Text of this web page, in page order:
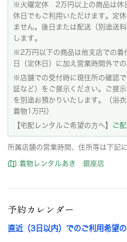
※火曜定休 2万円以上の商品は休
休日でもご利用いただけます。定
ません。後日または配送（別途送
します。
※2万円以下の商品は他支店での着
日（定休日）に加え営業時間外で
※店舗での受付時に現住所の確認
証など）をご提示ください。ご提
を別途お預かりいたします。（浴
着物1万円）
【宅配レンタルご希望の方へ】
ご
所属店舗の営業時間、住所等は下記
着物レンタルあき 銀座店
予約カレンダー
直近（3日以内）でのご利用希望